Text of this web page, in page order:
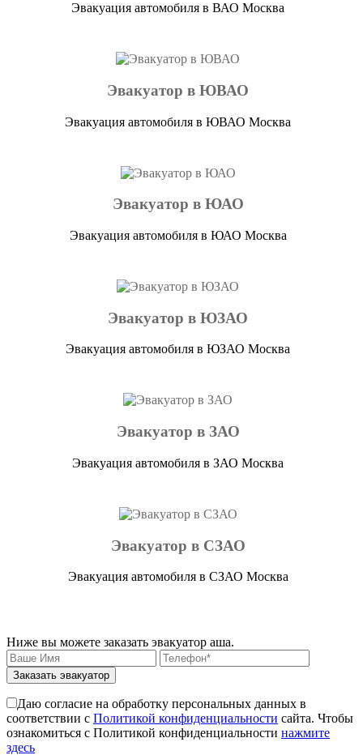
Эвакуация автомобиля в ВАО Москва
Эвакуатор в ЮВАО
Эвакуация автомобиля в ЮВАО Москва
Эвакуатор в ЮАО
Эвакуация автомобиля в ЮАО Москва
Эвакуатор в ЮЗАО
Эвакуация автомобиля в ЮЗАО Москва
Эвакуатор в ЗАО
Эвакуация автомобиля в ЗАО Москва
Эвакуатор в СЗАО
Эвакуация автомобиля в СЗАО Москва
Ниже вы можете заказать эвакуатор аша.
Заказать эвакуатор
Даю согласие на обработку персональных данных в
соответствии с Политикой конфиденциальности сайта. Чтобы
ознакомиться с Политикой конфиденциальности нажмите
здесь